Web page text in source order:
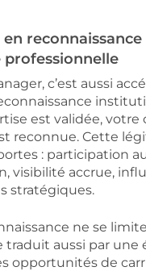
en
c’est aussi
est validée, votre
reconnue. Cette
: participation
visibilité accrue,
stratégiques.
ne se
traduit aussi par une
opportunités de